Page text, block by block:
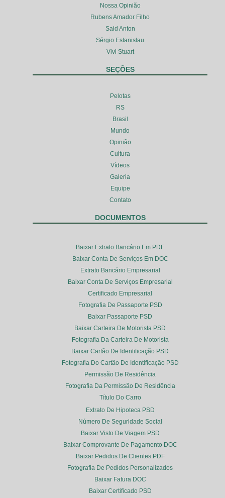
Nossa Opinião
Rubens Amador Filho
Said Anton
Sérgio Estanislau
Vivi Stuart
SEÇÕES
Pelotas
RS
Brasil
Mundo
Opinião
Cultura
Vídeos
Galeria
Equipe
Contato
DOCUMENTOS
Baixar Extrato Bancário Em PDF
Baixar Conta De Serviços Em DOC
Extrato Bancário Empresarial
Baixar Conta De Serviços Empresarial
Certificado Empresarial
Fotografia De Passaporte PSD
Baixar Passaporte PSD
Baixar Carteira De Motorista PSD
Fotografia Da Carteira De Motorista
Baixar Cartão De Identificação PSD
Fotografia Do Cartão De Identificação PSD
Permissão De Residência
Fotografia Da Permissão De Residência
Título Do Carro
Extrato De Hipoteca PSD
Número De Seguridade Social
Baixar Visto De Viagem PSD
Baixar Comprovante De Pagamento DOC
Baixar Pedidos De Clientes PDF
Fotografia De Pedidos Personalizados
Baixar Fatura DOC
Baixar Certificado PSD